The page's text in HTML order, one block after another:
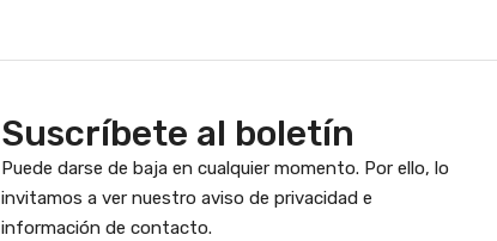
Suscríbete al boletín
Puede darse de baja en cualquier momento. Por ello, lo
invitamos a ver nuestro aviso de privacidad e
información de contacto.